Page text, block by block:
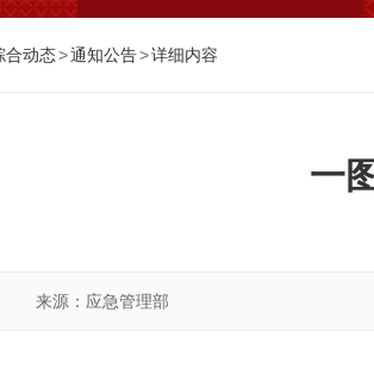
合动态>通知公告>详细内容
一
来源：应急管理部